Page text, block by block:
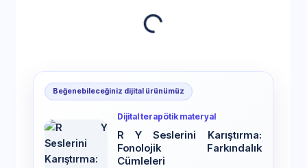
Beğenebileceğiniz dijital ürünümüz
Dijital terapötik materyal
R Y Seslerini Karıştırma:
Fonolojik Farkındalık
Cümleleri